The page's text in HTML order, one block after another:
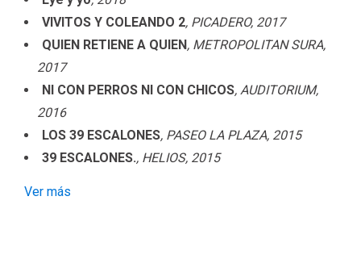
VIVITOS Y COLEANDO 2, PICADERO, 2017
QUIEN RETIENE A QUIEN, METROPOLITAN SURA,
2017
NI CON PERROS NI CON CHICOS, AUDITORIUM,
2016
LOS 39 ESCALONES, PASEO LA PLAZA, 2015
39 ESCALONES., HELIOS, 2015
Ver más